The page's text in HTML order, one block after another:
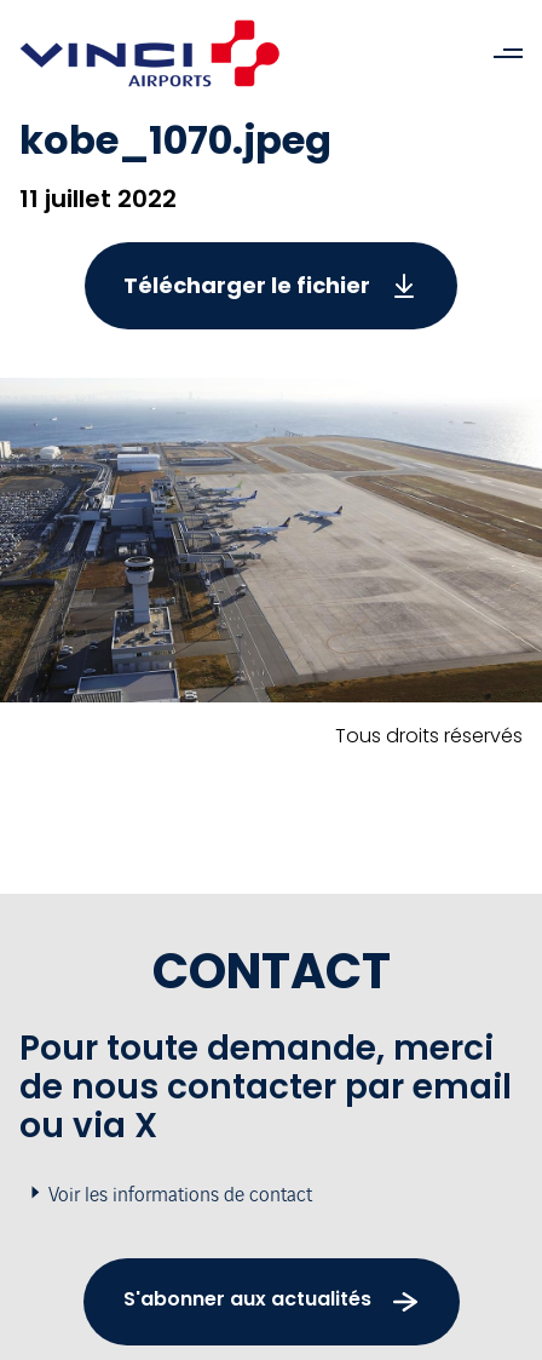
kobe_1070.jpeg
11 juillet 2022
Télécharger le fichier
Tous droits réservés
CONTACT
Pour toute demande, merci
de nous contacter par email
ou via X
Voir les informations de contact
S'abonner aux actualités